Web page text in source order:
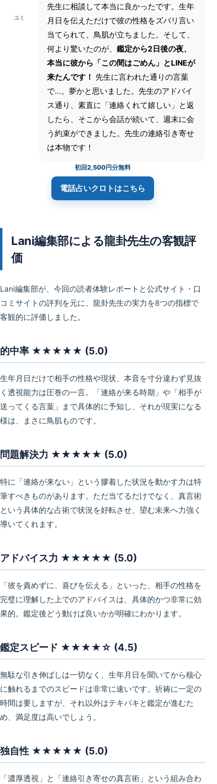
ユミ
先生に相談して本当に良かったです。生年
月日を伝えただけで彼の性格をズバリ言い
当てられて、鳥肌が立ちました。そして、
何より驚いたのが、鑑定から2日後の夜、
本当に彼から「この間はごめん」とLINEが
来たんです！ 先生に言われた通りの言葉
で…。夢かと思いました。先生のアドバイ
ス通り、素直に「連絡くれて嬉しい」と返
したら、そこから会話が続いて、週末に会
う約束ができました。先生の連絡引き寄せ
は本物です！
初回2,500円分無料
電話占いクロト はこちら
Lani編集部による龍卦先生の客観評
価
Lani編集部が、今回の読者体験レポートと公式サイト・口
コミサイトの評判を元に、龍卦先生の実力を8つの指標で
客観的に評価しました。
的中率 ★★★★★ (5.0)
生年月日だけで相手の性格や現状、本音を寸分違わず見抜
く透視能力は圧巻の一言。「連絡が来る時期」や「相手が
送ってくる言葉」まで具体的に予知し、それが現実になる
様は、まさに鳥肌ものです。
問題解決力 ★★★★★ (5.0)
特に「連絡が来ない」という膠着した状況を動かす力は特
筆すべきものがあります。ただ当てるだけでなく、真言術
という具体的な占術で状況を好転させ、望む未来へ力強く
導いてくれます。
アドバイス力 ★★★★★ (5.0)
「彼を責めずに、喜びを伝える」といった、相手の性格を
完璧に理解した上でのアドバイスは、具体的かつ非常に効
果的。鑑定後どう動けば良いかが明確にわかります。
鑑定スピード ★★★★☆ (4.5)
無駄な引き伸ばしは一切なく、生年月日を聞いてから核心
に触れるまでのスピードは非常に速いです。祈祷に一定の
時間は要しますが、それ以外はテキパキと鑑定が進むた
め、満足度は高いでしょう。
独自性 ★★★★★ (5.0)
「濃厚透視」と「連絡引き寄せの真言術」という組み合わ